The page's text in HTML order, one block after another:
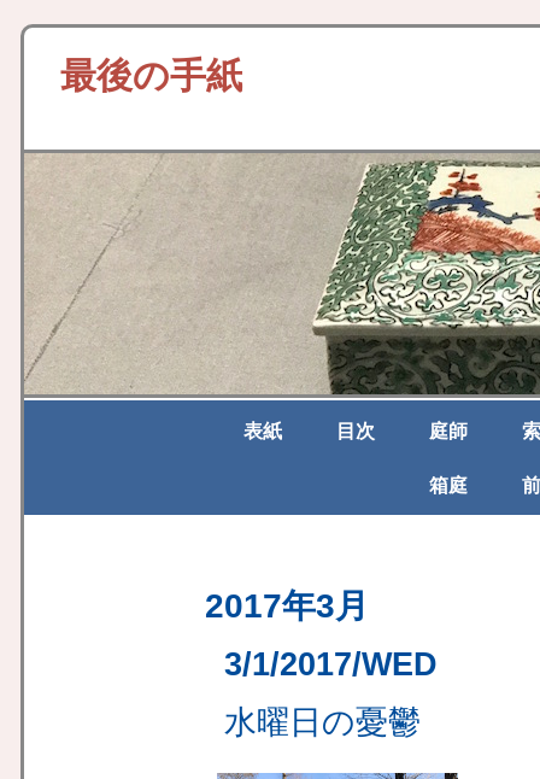
最後の手紙
表紙 目次 庭師
箱庭
2017年3月
3/1/2017/WED
水曜日の憂鬱